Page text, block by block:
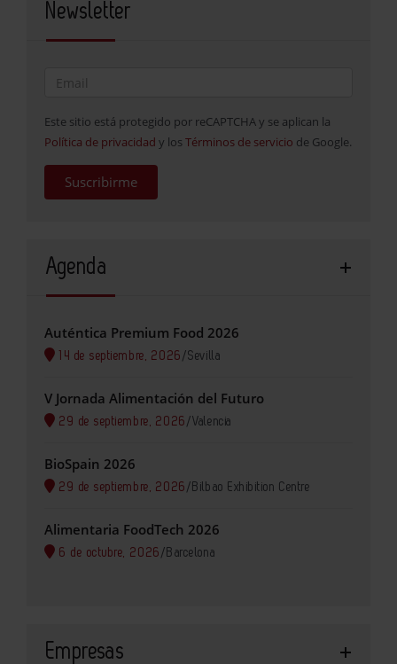
Newsletter
Este sitio está protegido por reCAPTCHA y se aplican la
Política de privacidad y los Términos de servicio de Google.
Suscribirme
Agenda
Auténtica Premium Food 2026
14 de septiembre, 2026 /Sevilla
V Jornada Alimentación del Futuro
29 de septiembre, 2026 /Valencia
BioSpain 2026
29 de septiembre, 2026 / Bilbao Exhibition Centre
Alimentaria FoodTech 2026
6 de octubre, 2026 / Barcelona
Empresas